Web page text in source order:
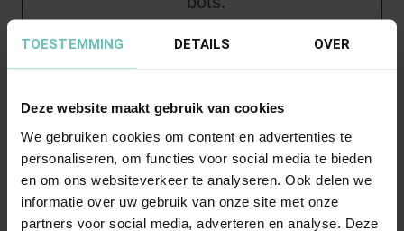
TOESTEMMING DETAILS OVER
Deze website maakt gebruik van cookies
We gebruiken cookies om content en advertenties te
personaliseren, om functies voor social media te bieden
en om ons websiteverkeer te analyseren. Ook delen we
informatie over uw gebruik van onze site met onze
partners voor social media, adverteren en analyse. Deze
rc::f Google
Deze cookie
maken tussen
mensen en
bots.
Perm